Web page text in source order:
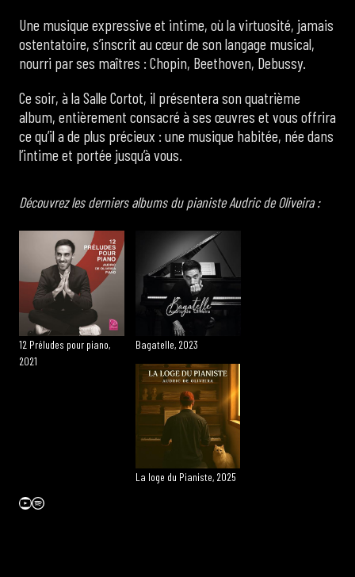
Une musique expressive et intime, où la virtuosité, jamais
ostentatoire, s’inscrit au cœur de son langage musical,
nourri par ses maîtres : Chopin, Beethoven, Debussy.
Ce soir, à la Salle Cortot, il présentera son quatrième
album, entièrement consacré à ses œuvres et vous offrira
ce qu’il a de plus précieux : une musique habitée, née dans
l’intime et portée jusqu’à vous.
Découvrez les derniers albums du pianiste Audric de Oliveira :
12 Préludes pour piano,
2021
Bagatelle, 2023
La loge du Pianiste, 2025
YouTube
Spotify